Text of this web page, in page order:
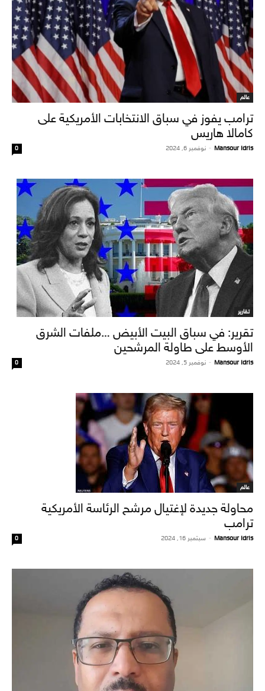
عالم
ترامب يفوز في سباق الانتخابات الأمريكية على
كامالا هاريس
Mansour Idris
- نوفمبر 6, 2024 0
تقارير
تقرير: في سباق البيت الأبيض …ملفات الشرق
الأوسط على طاولة المرشحين
Mansour Idris
- نوفمبر 5, 2024 0
عالم
محاولة جديدة لإغتيال مرشح الرئاسة الأمريكية
ترامب
Mansour Idris
- سبتمبر 16, 2024 0